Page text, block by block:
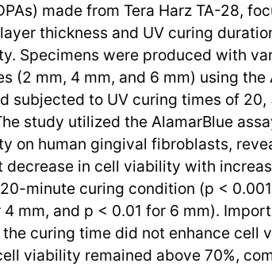
made from Tera Harz TA-28,
thickness and UV curing
Specimens were produced with
(2 mm, 4 mm, and 6 mm) using the
subjected to UV curing times of 20,
study utilized the AlamarBlue
on human gingival fibroblasts,
decrease in cell viability with
minute curing condition (p <
4 mm, and p < 0.01 for 6 mm).
curing time did not enhance cell
viability remained above 70%,